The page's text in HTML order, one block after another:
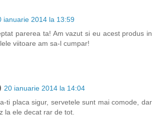
ianuarie 2014 la 13:59
parerea ta! Am vazut si eu acest produs in
viitoare am sa-l cumpar!
20 ianuarie 2014 la 14:04
ti placa sigur, servetele sunt mai comode, dar
la ele decat rar de tot.